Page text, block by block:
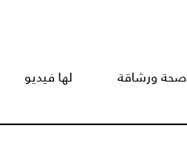
صحة ورشاقة لها فيديو